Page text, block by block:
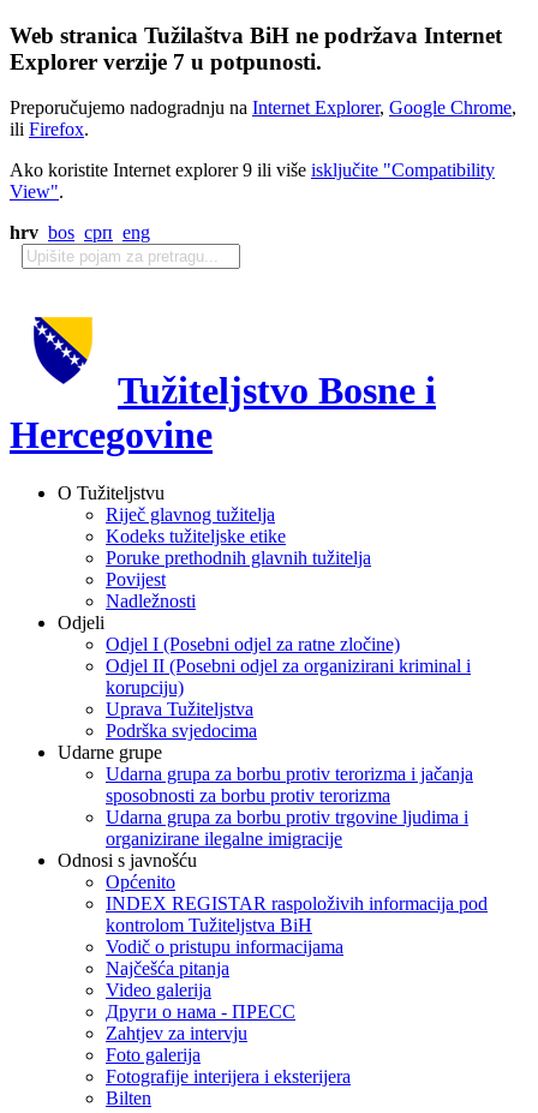
Web stranica Tužilaštva BiH ne podržava Internet
Explorer verzije 7 u potpunosti.
Preporučujemo nadogradnju na Internet Explorer, Google Chrome,
ili Firefox.
Ako koristite Internet explorer 9 ili više isključite "Compatibility
View".
hrv bos срп eng
Tužiteljstvo Bosne i
Hercegovine
O Tužiteljstvu
Riječ glavnog tužitelja
Kodeks tužiteljske etike
Poruke prethodnih glavnih tužitelja
Povijest
Nadležnosti
Odjeli
Odjel I (Posebni odjel za ratne zločine)
Odjel II (Posebni odjel za organizirani kriminal i
korupciju)
Uprava Tužiteljstva
Podrška svjedocima
Udarne grupe
Udarna grupa za borbu protiv terorizma i jačanja
sposobnosti za borbu protiv terorizma
Udarna grupa za borbu protiv trgovine ljudima i
organizirane ilegalne imigracije
Odnosi s javnošću
Općenito
INDEX REGISTAR raspoloživih informacija pod
kontrolom Tužiteljstva BiH
Vodič o pristupu informacijama
Najčešća pitanja
Video galerija
Други о нама - ПРЕСC
Zahtjev za intervju
Foto galerija
Fotografije interijera i eksterijera
Bilten